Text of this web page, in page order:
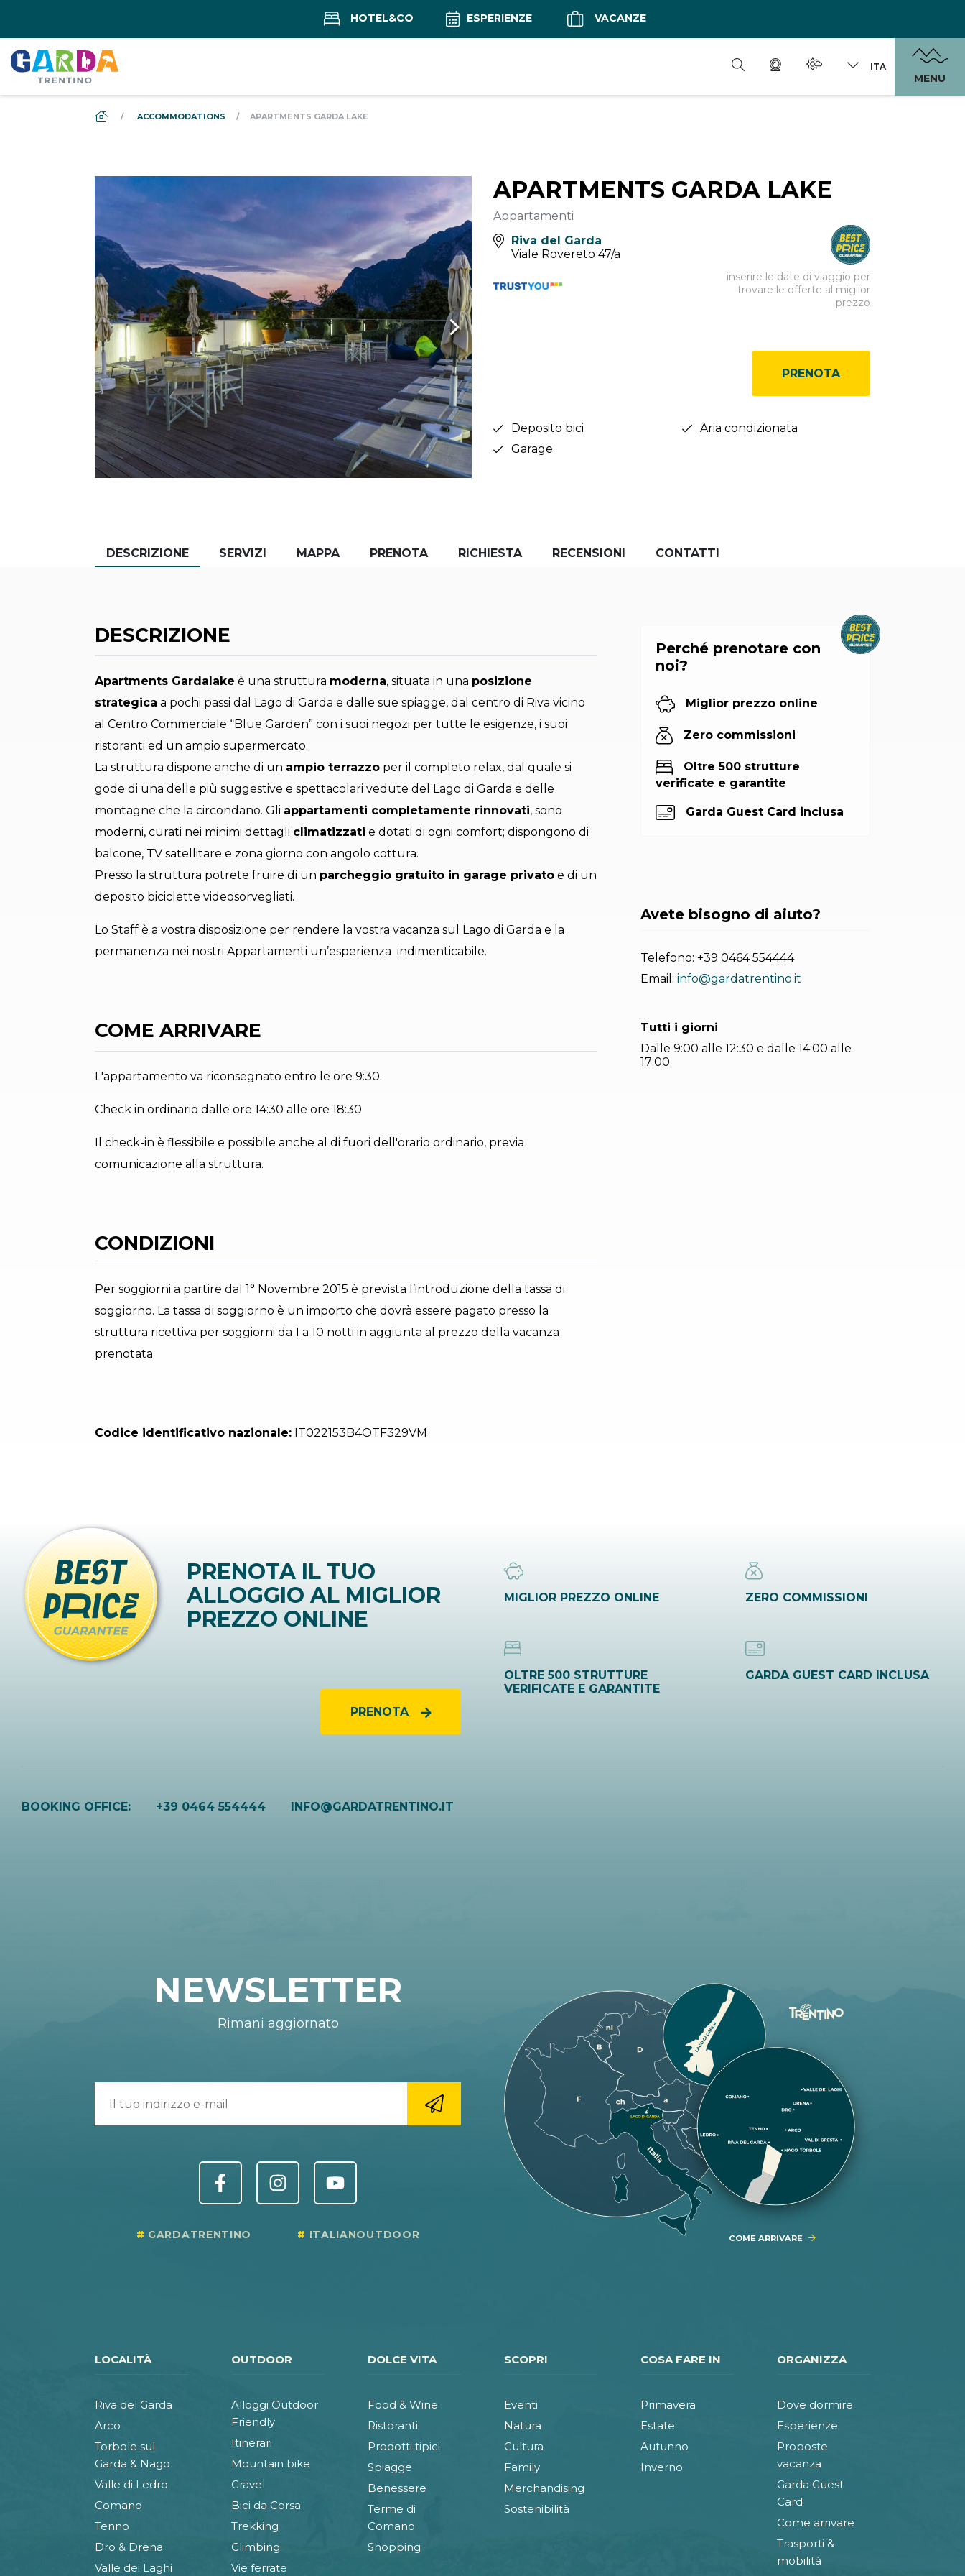
HOTEL&CO ESPERIENZE VACANZE
ITA
MENU
DS_BREADCRUMB.HOME
ACCOMMODATIONS APARTMENTS GARDA LAKE
APARTMENTS GARDA LAKE
Appartamenti
Riva del Garda
Viale Rovereto 47/a
inserire le date di viaggio per
trovare le offerte al miglior
prezzo
PRENOTA
Deposito bici
Aria condizionata
Garage
DESCRIZIONE SERVIZI MAPPA PRENOTA RICHIESTA RECENSIONI CONTATTI
DESCRIZIONE
Apartments Gardalake è una struttura moderna, situata in una posizione
strategica a pochi passi dal Lago di Garda e dalle sue spiagge, dal centro di Riva vicino
al Centro Commerciale “Blue Garden” con i suoi negozi per tutte le esigenze, i suoi
ristoranti ed un ampio supermercato.
La struttura dispone anche di un ampio terrazzo per il completo relax, dal quale si
gode di una delle più suggestive e spettacolari vedute del Lago di Garda e delle
montagne che la circondano. Gli appartamenti completamente rinnovati, sono
moderni, curati nei minimi dettagli climatizzati e dotati di ogni comfort; dispongono di
balcone, TV satellitare e zona giorno con angolo cottura.
Presso la struttura potrete fruire di un parcheggio gratuito in garage privato e di un
deposito biciclette videosorvegliati.
Lo Staff è a vostra disposizione per rendere la vostra vacanza sul Lago di Garda e la
permanenza nei nostri Appartamenti un’esperienza indimenticabile.
COME ARRIVARE
L'appartamento va riconsegnato entro le ore 9:30.
Check in ordinario dalle ore 14:30 alle ore 18:30
Il check-in è flessibile e possibile anche al di fuori dell'orario ordinario, previa
comunicazione alla struttura.
CONDIZIONI
Per soggiorni a partire dal 1° Novembre 2015 è prevista l’introduzione della tassa di
soggiorno. La tassa di soggiorno è un importo che dovrà essere pagato presso la
struttura ricettiva per soggiorni da 1 a 10 notti in aggiunta al prezzo della vacanza
prenotata
Codice identificativo nazionale: IT022153B4OTF329VM
Perché prenotare con
noi?
Miglior prezzo online
Zero commissioni
Oltre 500 strutture
verificate e garantite
Garda Guest Card inclusa
Avete bisogno di aiuto?
Telefono: +39 0464 554444
Email: info@gardatrentino.it
Tutti i giorni
Dalle 9:00 alle 12:30 e dalle 14:00 alle
17:00
PRENOTA IL TUO
ALLOGGIO AL MIGLIOR
PREZZO ONLINE
PRENOTA
MIGLIOR PREZZO ONLINE ZERO COMMISSIONI
OLTRE 500 STRUTTURE
VERIFICATE E GARANTITE
GARDA GUEST CARD INCLUSA
BOOKING OFFICE: +39 0464 554444 INFO@GARDATRENTINO.IT
COME ARRIVARE
NEWSLETTER
Rimani aggiornato
GARDATRENTINO ITALIANOUTDOOR
LOCALITÀ
Riva del Garda
Arco
Torbole sul
Garda & Nago
Valle di Ledro
Comano
Tenno
Dro & Drena
Valle dei Laghi
OUTDOOR
Alloggi Outdoor
Friendly
Itinerari
Mountain bike
Gravel
Bici da Corsa
Trekking
Climbing
Vie ferrate
DOLCE VITA
Food & Wine
Ristoranti
Prodotti tipici
Spiagge
Benessere
Terme di
Comano
Shopping
SCOPRI
Eventi
Natura
Cultura
Family
Merchandising
Sostenibilità
COSA FARE IN
Primavera
Estate
Autunno
Inverno
ORGANIZZA
Dove dormire
Esperienze
Proposte
vacanza
Garda Guest
Card
Come arrivare
Trasporti &
mobilità